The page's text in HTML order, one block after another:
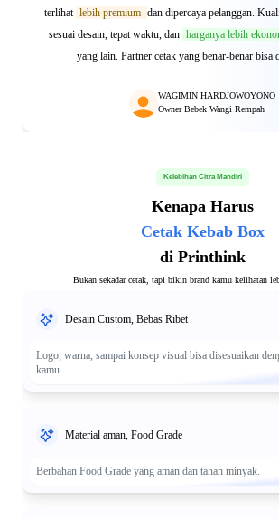
terlihat lebih premium dan dipercaya pelanggan.
sesuai desain, tepat waktu, dan harganya lebih
yang lain. Partner cetak yang benar-benar bisa
WAGIMIN HARDJOWOYONO
Owner Bebek Wangi Rempah
Kelebihan Citra Mandiri
Kenapa Harus
Cetak Kebab Box
di Printhink
Bukan sekadar cetak, tapi bikin brand kamu kelihatan
Desain Custom, Bebas Ribet
Logo, warna, sampai konsep visual bisa disesuaikan
kamu.
Material aman, Food Grade
Berbahan Food Grade yang aman dan tahan minyak.